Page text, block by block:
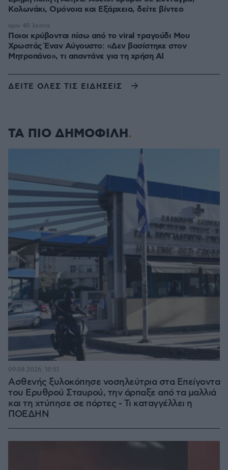
Κολωνάκι, Ομόνοια και Εξάρχεια, δείτε βίντεο
Ποιοι κρύβονται πίσω από το viral τραγούδι Μου
Χρωστάς Έναν Αύγουστο: «Δεν βασίστηκε στον
Μητροπάνο», τι απαντάνε για τη χρήση AI
πριν 40 λεπτά
ΔΕΙΤΕ ΟΛΕΣ ΤΙΣ ΕΙΔΗΣΕΙΣ
ΤΑ ΠΙΟ ΔΗΜΟΦΙΛΗ
Ασθενής ξυλοκόπησε νοσηλεύτρια στα Επείγοντα
του Ερυθρού Σταυρού, την άρπαξε από τα μαλλιά
και τη χτύπησε σε πόρτες - Τι καταγγέλλει η
ΠΟΕΔΗΝ
09.08.2026, 10:51